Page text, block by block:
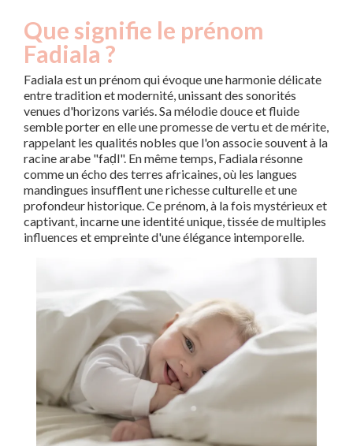
Que signifie le prénom
Fadiala ?
Fadiala est un prénom qui évoque une harmonie délicate
entre tradition et modernité, unissant des sonorités
venues d'horizons variés. Sa mélodie douce et fluide
semble porter en elle une promesse de vertu et de mérite,
rappelant les qualités nobles que l'on associe souvent à la
racine arabe "faḍl". En même temps, Fadiala résonne
comme un écho des terres africaines, où les langues
mandingues insufflent une richesse culturelle et une
profondeur historique. Ce prénom, à la fois mystérieux et
captivant, incarne une identité unique, tissée de multiples
influences et empreinte d'une élégance intemporelle.